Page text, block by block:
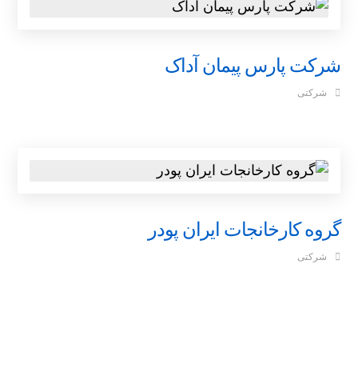
شرکت پارس پیمان آداک
شرکتی
گروه کارخانجات ایران پودر
شرکتی